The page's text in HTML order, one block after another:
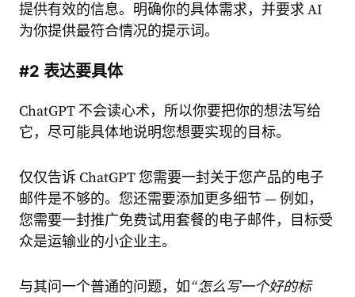
提供有效的信息。明确你的具体需求，并要求 AI
为你提供最符合情况的提示词。
#2 表达要具体
ChatGPT 不会读心术，所以你要把你的想法写给
它，尽可能具体地说明您想要实现的目标。
仅仅告诉 ChatGPT 您需要一封关于您产品的电子
邮件是不够的。您还需要添加更多细节 — 例如，
您需要一封推广免费试用套餐的电子邮件，目标受
众是运输业的小企业主。
与其问一个普通的问题，如“怎么写一个好的标